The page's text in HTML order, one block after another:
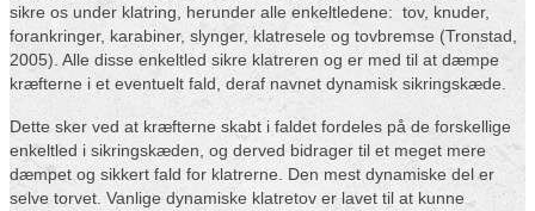
sikre os under klatring, herunder alle enkeltledene: tov, knuder,
forankringer, karabiner, slynger, klatresele og tovbremse (Tronstad,
2005). Alle disse enkeltled sikre klatreren og er med til at dæmpe
kræfterne i et eventuelt fald, deraf navnet dynamisk sikringskæde.
Dette sker ved at kræfterne skabt i faldet fordeles på de forskellige
enkeltled i sikringskæden, og derved bidrager til et meget mere
dæmpet og sikkert fald for klatrerne. Den mest dynamiske del er
selve torvet. Vanlige dynamiske klatretov er lavet til at kunne